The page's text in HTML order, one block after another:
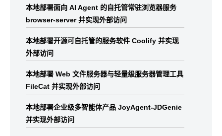
本地部署面向 AI Agent 的自托管常驻浏览器服务
browser-server 并实现外部访问
本地部署开源可自托管的服务软件 Coolify 并实现
外部访问
本地部署 Web 文件服务器与轻量级服务器管理工具
FileCat 并实现外部访问
本地部署企业级多智能体产品 JoyAgent-JDGenie
并实现外部访问